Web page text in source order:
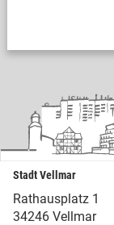
Stadt Vellmar
Rathausplatz 1
34246 Vellmar